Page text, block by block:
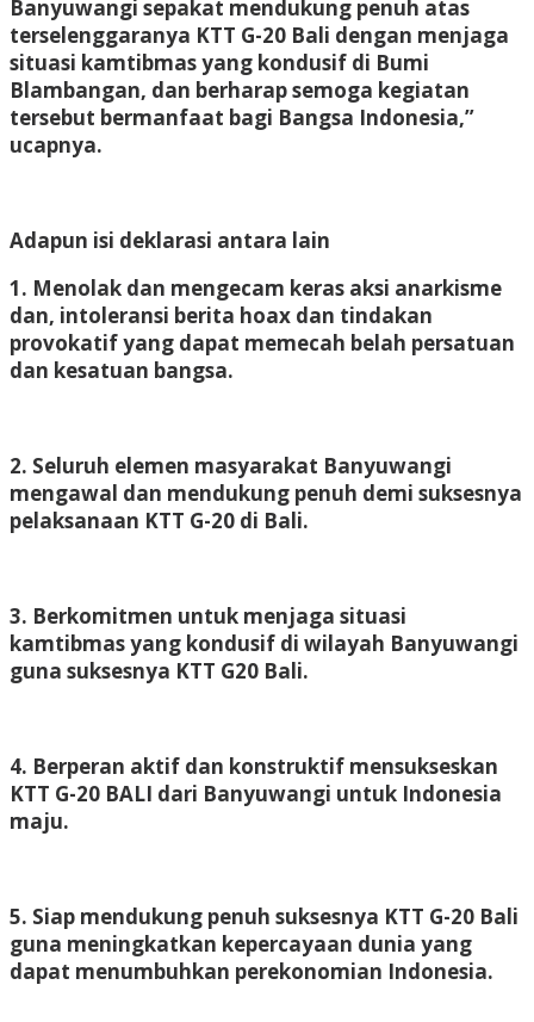
Banyuwangi sepakat mendukung penuh atas
terselenggaranya KTT G-20 Bali dengan menjaga
situasi kamtibmas yang kondusif di Bumi
Blambangan, dan berharap semoga kegiatan
tersebut bermanfaat bagi Bangsa Indonesia,”
ucapnya.
Adapun isi deklarasi antara lain
1. Menolak dan mengecam keras aksi anarkisme
dan, intoleransi berita hoax dan tindakan
provokatif yang dapat memecah belah persatuan
dan kesatuan bangsa.
2. Seluruh elemen masyarakat Banyuwangi
mengawal dan mendukung penuh demi suksesnya
pelaksanaan KTT G-20 di Bali.
3. Berkomitmen untuk menjaga situasi
kamtibmas yang kondusif di wilayah Banyuwangi
guna suksesnya KTT G20 Bali.
4. Berperan aktif dan konstruktif mensukseskan
KTT G-20 BALI dari Banyuwangi untuk Indonesia
maju.
5. Siap mendukung penuh suksesnya KTT G-20 Bali
guna meningkatkan kepercayaan dunia yang
dapat menumbuhkan perekonomian Indonesia.